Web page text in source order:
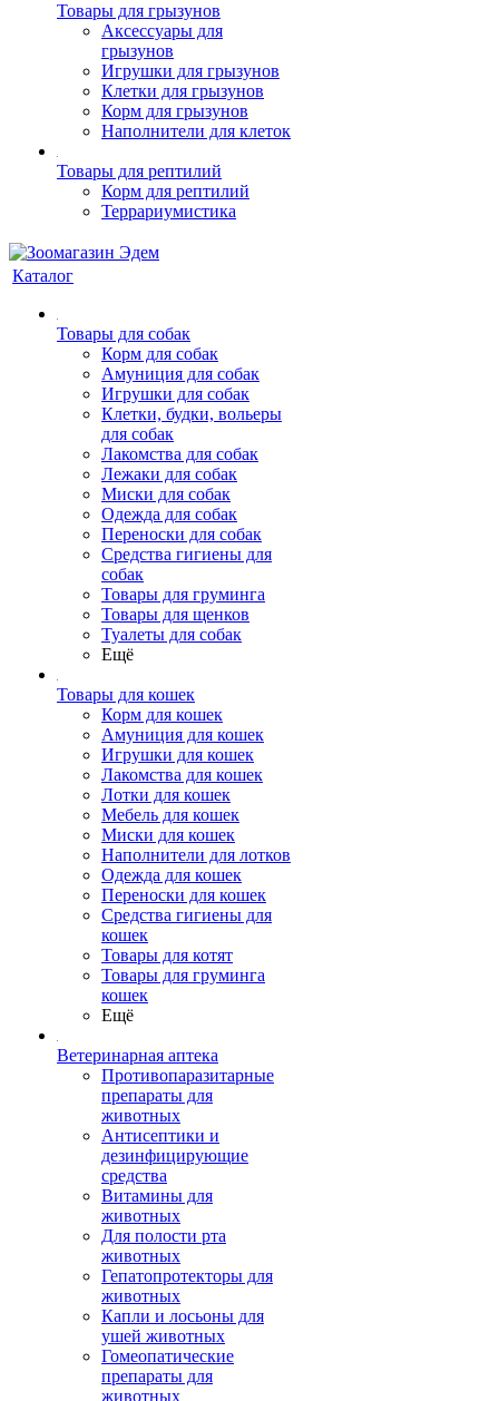
Товары для грызунов
Аксессуары для
грызунов
Игрушки для грызунов
Клетки для грызунов
Корм для грызунов
Наполнители для клеток
Товары для рептилий
Корм для рептилий
Террариумистика
Каталог
Товары для собак
Корм для собак
Амуниция для собак
Игрушки для собак
Клетки, будки, вольеры
для собак
Лакомства для собак
Лежаки для собак
Миски для собак
Одежда для собак
Переноски для собак
Средства гигиены для
собак
Товары для груминга
Товары для щенков
Туалеты для собак
Ещё
Товары для кошек
Корм для кошек
Амуниция для кошек
Игрушки для кошек
Лакомства для кошек
Лотки для кошек
Мебель для кошек
Миски для кошек
Наполнители для лотков
Одежда для кошек
Переноски для кошек
Средства гигиены для
кошек
Товары для котят
Товары для груминга
кошек
Ещё
Ветеринарная аптека
Противопаразитарные
препараты для
животных
Антисептики и
дезинфицирующие
средства
Витамины для
животных
Для полости рта
животных
Гепатопротекторы для
животных
Капли и лосьоны для
ушей животных
Гомеопатические
препараты для
животных